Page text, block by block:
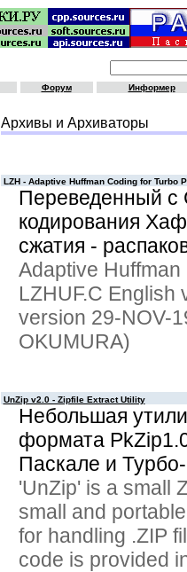
Форум Информер
Архивы и Архиваторы
LZH - Adaptive Huffman Coding for Turbo
Переведенный с
кодирования
сжатия -
Adaptive
LZHUF.C English
version 29-NOV-
OKUMURA)
UnZip v2.0 - Zipfile Extract Utility
Небольшая
формата
Паскале и
'UnZip' is a small
small and
for handling .ZIP
code is provided